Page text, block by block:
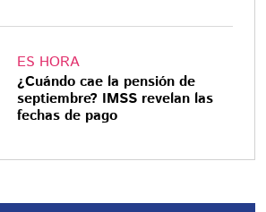
ES HORA
¿Cuándo cae la pensión de
septiembre? IMSS revelan las
fechas de pago